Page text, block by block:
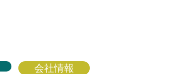
会社情報